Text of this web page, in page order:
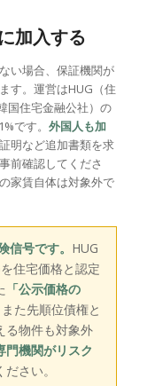
加入する
い場合、保証機関が
す。運営はHUG（住
国住宅金融公社）の
です。 外国人も加
明など追加書類を求
前確認してくださ
家賃自体は対象外で
号です。 HUG
住宅価格と認定
「公示価格の
た先順位債権と
る物件も対象外
門機関がリスク
さい。